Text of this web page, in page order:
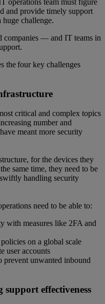
operations team must figure
and provide timely support
challenge.
companies — and IT teams in
the four key challenges
critical and complex topics
number and
meant more security
for the devices they
same time, they need to be
handling security
need to be able to:
with measures like 2FA and
on a global scale
user accounts
prevent unwanted inbound
effectiveness